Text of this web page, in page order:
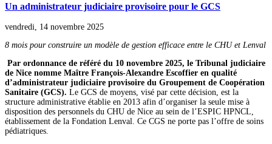
Un administrateur judiciaire provisoire pour le GCS
vendredi, 14 novembre 2025
8 mois pour construire un modèle de gestion efficace entre le CHU et Lenval
Par ordonnance de référé du 10 novembre 2025, le Tribunal judiciaire
de Nice nomme Maître François-Alexandre Escoffier en qualité
d’administrateur judiciaire provisoire du Groupement de Coopération
Sanitaire (GCS). Le GCS de moyens, visé par cette décision, est la
structure administrative établie en 2013 afin d’organiser la seule mise à
disposition des personnels du CHU de Nice au sein de l’ESPIC HPNCL,
établissement de la Fondation Lenval. Ce CGS ne porte pas l’offre de soins
pédiatriques.